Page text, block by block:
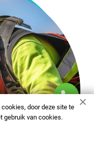
door deze site te
gebruik van cookies.